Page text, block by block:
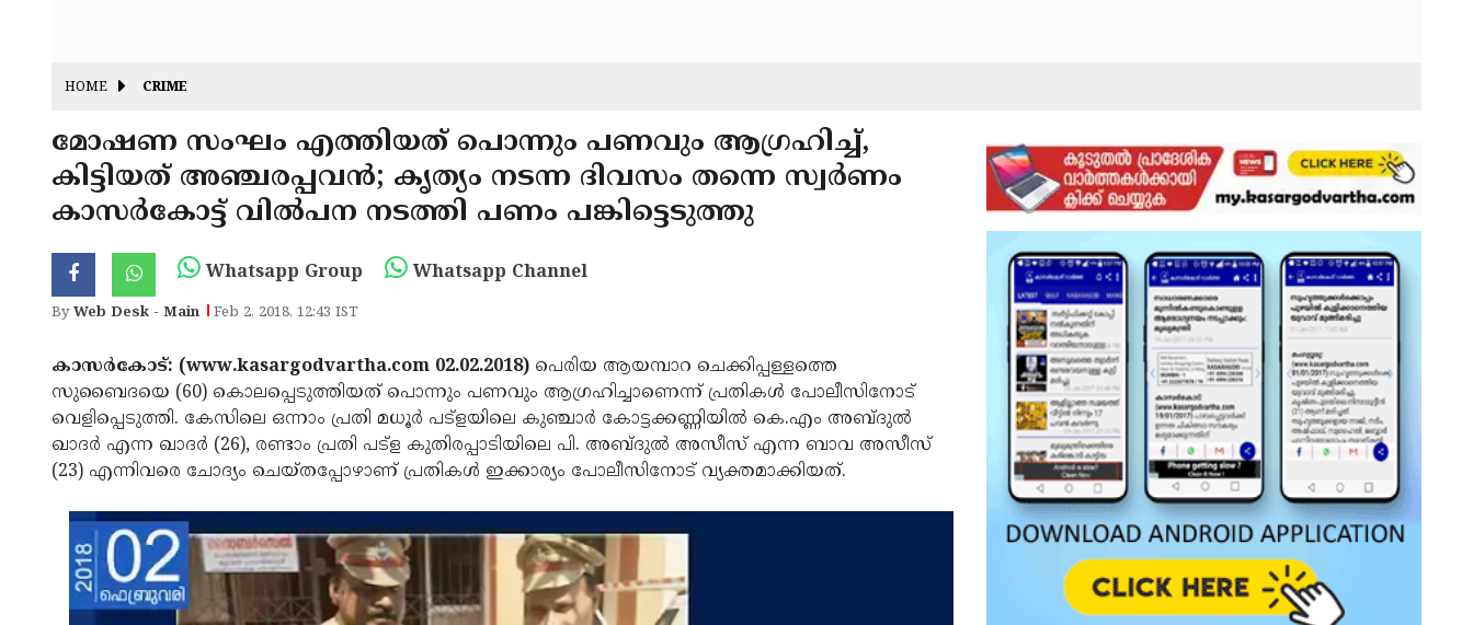
HOME CRIME
മോഷണ സംഘം എത്തിയത് പൊന്നും പണവും ആഗ്രഹിച്ച്,
കിട്ടിയത് അഞ്ചരപ്പവന്‍; കൃത്യം നടന്ന ദിവസം തന്നെ സ്വര്‍ണം
കാസര്‍കോട്ട് വില്‍പന നടത്തി പണം പങ്കിട്ടെടുത്തു
Whatsapp Group Whatsapp Channel
ByWeb Desk - Main Feb 2, 2018, 12:43 IST
കാസര്‍കോട്: (www.kasargodvartha.com 02.02.2018) പെരിയ ആയമ്പാറ ചെക്കിപ്പള്ളത്തെ
സുബൈദയെ (60) കൊലപ്പെടുത്തിയത് പൊന്നും പണവും ആഗ്രഹിച്ചാണെന്ന് പ്രതികള്‍ പോലീസിനോട്
വെളിപ്പെടുത്തി. കേസിലെ ഒന്നാം പ്രതി മധൂര്‍ പട്‌ളയിലെ കുഞ്ചാര്‍ കോട്ടക്കണ്ണിയില്‍ കെ.എം അബ്ദുല്‍
ഖാദര്‍ എന്ന ഖാദര്‍ (26), രണ്ടാം പ്രതി പട്‌ള കുതിരപ്പാടിയിലെ പി. അബ്ദുല്‍ അസീസ് എന്ന ബാവ അസീസ്
(23) എന്നിവരെ ചോദ്യം ചെയ്തപ്പോഴാണ് പ്രതികള്‍ ഇക്കാര്യം പോലീസിനോട് വ്യക്തമാക്കിയത്.